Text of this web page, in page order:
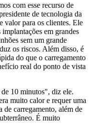
com esse recurso de
de tecnologia da
para os clientes. Ele
em grandes
sem um grande
os riscos. Além disso, é
do que o carregamento
real do ponto de vista
10 minutos", diz ele.
muito calor e requer uma
de carregamento, além de
É muito